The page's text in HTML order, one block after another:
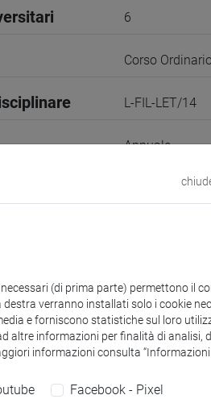
6
Corso
L-FIL-LET/14
Annuale
Programma
(di prima parte) permettono il
verranno installati solo i cookie
e forniscono statistiche sul loro
altre informazioni per finalità di analisi,
informazioni consulta “Informazioni
Facebook - Pixel